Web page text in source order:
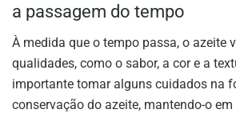
a passagem do tempo
À medida que o tempo passa, o azeite
qualidades, como o sabor, a cor e a
importante tomar alguns cuidados na
conservação do azeite, mantendo-o